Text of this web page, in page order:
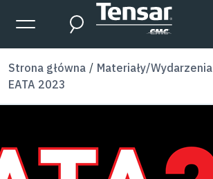
Skip to main content
Expanded Menu Toggle
Search
Strona główna Materiały/Wydarzenia
EATA 2023